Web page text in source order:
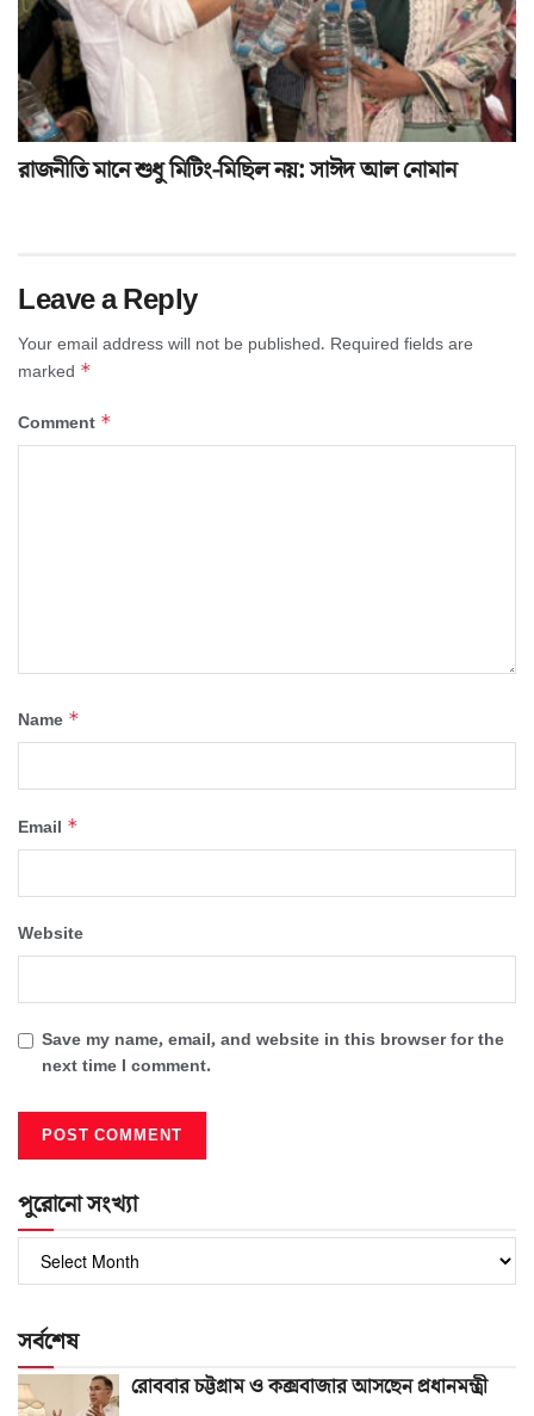
রাজনীতি মানে শুধু মিটিং-মিছিল নয়: সাঈদ আল নোমান
Leave a Reply
Your email address will not be published. Required fields are
marked *
Comment *
Name *
Email *
Website
Save my name, email, and website in this browser for the
next time I comment.
পুরোনো সংখ্যা
পুরোনো
সংখ্যা
সর্বশেষ
রোববার চট্টগ্রাম ও কক্সবাজার আসছেন প্রধানমন্ত্রী